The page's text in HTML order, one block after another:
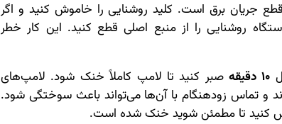
قطع جریان برق است. کلید روشنایی را خاموش کنید و اگر
روشنایی را از منبع اصلی قطع کنید. این کار خطر
10 دقیقه
صبر کنید تا لامپ کاملاً خنک شود. لامپ‌های
و تماس زودهنگام با آن‌ها می‌تواند باعث سوختگی شود.
کنید تا مطمئن شوید خنک شده است.